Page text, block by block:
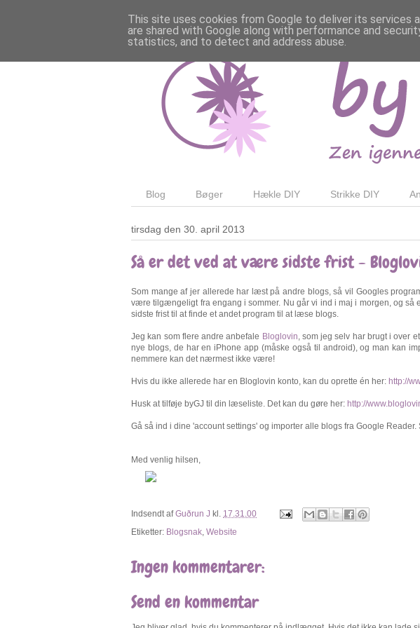
Blog Bøger Hækle DIY Strikke DIY
tirsdag den 30. april 2013
Så er det ved at være sidste frist -
Som mange af jer allerede har læst på andre blogs, så vil Googles
være tilgængeligt fra engang i sommer. Nu går vi ind i maj i morgen, og så
sidste frist til at finde et andet program til at læse blogs.
Jeg kan som flere andre anbefale Bloglovin , som jeg selv har brugt i over
nye blogs, de har en iPhone app (måske også til android), og man kan
nemmere kan det nærmest ikke være!
Hvis du ikke allerede har en Bloglovin konto, kan du oprette én her: http://
Husk at tilføje byGJ til din læseliste. Det kan du gøre her: http://
Gå så ind i dine 'account settings' og importer alle blogs fra Google Reader.
Med venlig hilsen,
Indsendt afGuðrun J kl. 17.31.00
Etiketter: Blogsnak Website
Ingen kommentarer:
Send en kommentar
This site uses cookies from Google to deliver its services
are shared with Google along with performance and
statistics, and to detect and address abuse.